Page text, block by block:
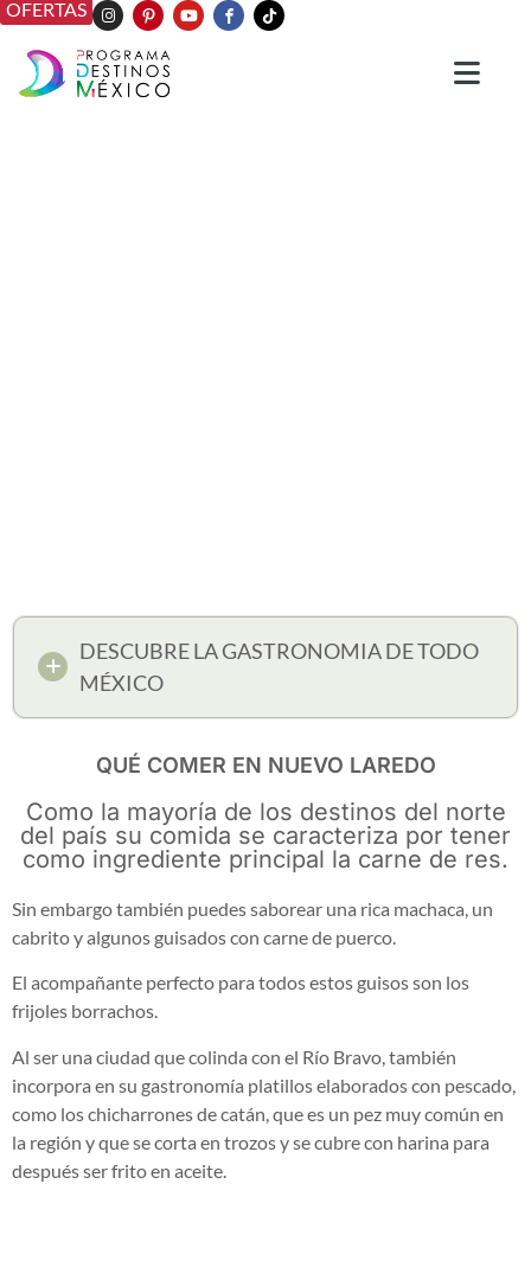
OFERTAS
DESCUBRE LA GASTRONOMIA DE TODO
MÉXICO
QUÉ COMER EN NUEVO LAREDO
Como la mayoría de los destinos del norte
del país su comida se caracteriza por tener
como ingrediente principal la carne de res.
Sin embargo también puedes saborear una rica machaca, un
cabrito y algunos guisados con carne de puerco.
El acompañante perfecto para todos estos guisos son los
frijoles borrachos.
Al ser una ciudad que colinda con el Río Bravo, también
incorpora en su gastronomía platillos elaborados con pescado,
como los chicharrones de catán, que es un pez muy común en
la región y que se corta en trozos y se cubre con harina para
después ser frito en aceite.